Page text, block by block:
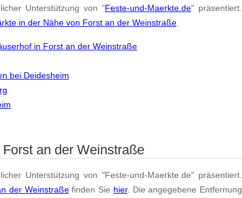
Unterstützung von "Feste-und-Maerkte.de" präsentiert.
in der Nähe von Forst an der Weinstraße.
in Forst an der Weinstraße
bei Deidesheim
an der Weinstraße
Unterstützung von "Feste-und-Maerkte.de" präsentiert.
der Weinstraßefinden Sie hier. Die angegebene Entfernung